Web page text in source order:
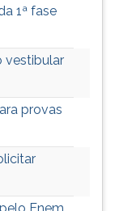
1ª fase
vestibular
provas